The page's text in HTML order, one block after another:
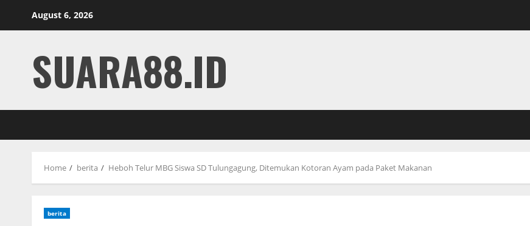
August 6, 2026
SUARA88.ID
Home berita Heboh Telur MBG Siswa SD Tulungagung, Ditemukan Kotoran Ayam pada Paket Makanan
berita